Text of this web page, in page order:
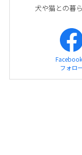
犬や猫との暮
フォロ